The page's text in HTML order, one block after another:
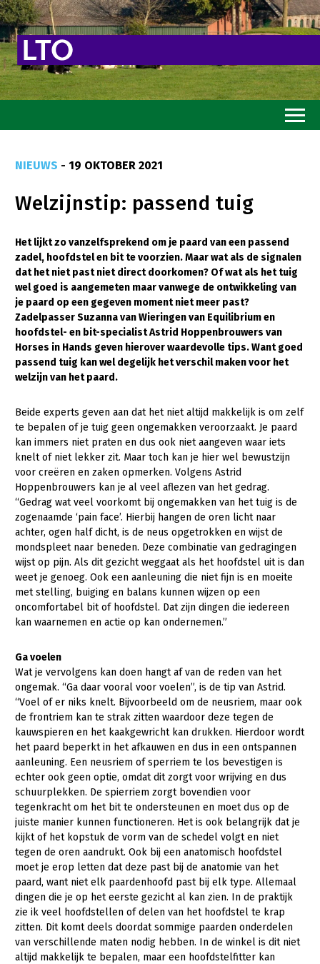
Goed eten
Mooi groen
Sterk ondernemerschap
Transitiepaden
Thema’s
Gezonde planten
Gezonde dieren
Bodem en water
Platteland en omgeving
Mens, ondernemerschap en onderwijs
Internationaal
Sectoren
Dier
Biologische Landbouw
Geitenhouderij
Konijnenhouderij
Melkveehouderij
Paardenhouderij
Pluimveehouderij
Schapenhouderij
Varkenshouderij
Vleesveehouderij
Plant
Akkerbouw
Bollenteelt
Bomen, vaste planten en zomerbloemen
Fruitteelt
Glastuinbouw
Paddenstoelen
Vollegrondsgroente
Multifunctionele landbouw
Vrouw en Bedrijf
Nieuws
Nieuwsabonnement
Webinars
Over LTO
LTO Nederland
Mensen
Bestuur en Directie
Medewerkers
Vakgroepbestuurders
Jaarverslag 2023
Vacatures
Pers
Contact
NIEUWS - 19 OKTOBER 2021
Welzijnstip: passend tuig
Het lijkt zo vanzelfsprekend om je paard van een passend
zadel, hoofdstel en bit te voorzien. Maar wat als de signalen
dat het niet past niet direct doorkomen? Of wat als het tuig
wel goed is aangemeten maar vanwege de ontwikkeling van
je paard op een gegeven moment niet meer past?
Zadelpasser Suzanna van Wieringen van Equilibrium en
hoofdstel- en bit-specialist Astrid Hoppenbrouwers van
Horses in Hands geven hierover waardevolle tips. Want goed
passend tuig kan wel degelijk het verschil maken voor het
welzijn van het paard.
Beide experts geven aan dat het niet altijd makkelijk is om zelf
te bepalen of je tuig geen ongemakken veroorzaakt. Je paard
kan immers niet praten en dus ook niet aangeven waar iets
knelt of niet lekker zit. Maar toch kan je hier wel bewustzijn
voor creëren en zaken opmerken. Volgens Astrid
Hoppenbrouwers kan je al veel aflezen van het gedrag.
“Gedrag wat veel voorkomt bij ongemakken van het tuig is de
zogenaamde ‘pain face’. Hierbij hangen de oren licht naar
achter, ogen half dicht, is de neus opgetrokken en wijst de
mondspleet naar beneden. Deze combinatie van gedragingen
wijst op pijn. Als dit gezicht weggaat als het hoofdstel uit is dan
weet je genoeg. Ook een aanleuning die niet fijn is en moeite
met stelling, buiging en balans kunnen wijzen op een
oncomfortabel bit of hoofdstel. Dat zijn dingen die iedereen
kan waarnemen en actie op kan ondernemen.”
Ga voelen
Wat je vervolgens kan doen hangt af van de reden van het
ongemak. “Ga daar vooral voor voelen”, is de tip van Astrid.
“Voel of er niks knelt. Bijvoorbeeld om de neusriem, maar ook
de frontriem kan te strak zitten waardoor deze tegen de
kauwspieren en het kaakgewricht kan drukken. Hierdoor wordt
het paard beperkt in het afkauwen en dus in een ontspannen
aanleuning. Een neusriem of sperriem te los bevestigen is
echter ook geen optie, omdat dit zorgt voor wrijving en dus
schuurplekken. De spierriem zorgt bovendien voor
tegenkracht om het bit te ondersteunen en moet dus op de
juiste manier kunnen functioneren. Het is ook belangrijk dat je
kijkt of het kopstuk de vorm van de schedel volgt en niet
tegen de oren aandrukt. Ook bij een anatomisch hoofdstel
moet je erop letten dat deze past bij de anatomie van het
paard, want niet elk paardenhoofd past bij elk type. Allemaal
dingen die je op het eerste gezicht al kan zien. In de praktijk
zie ik veel hoofdstellen of delen van het hoofdstel te krap
zitten. Dit komt deels doordat sommige paarden onderdelen
van verschillende maten nodig hebben. In de winkel is dit niet
altijd makkelijk te bepalen, maar een hoofdstelfitter kan